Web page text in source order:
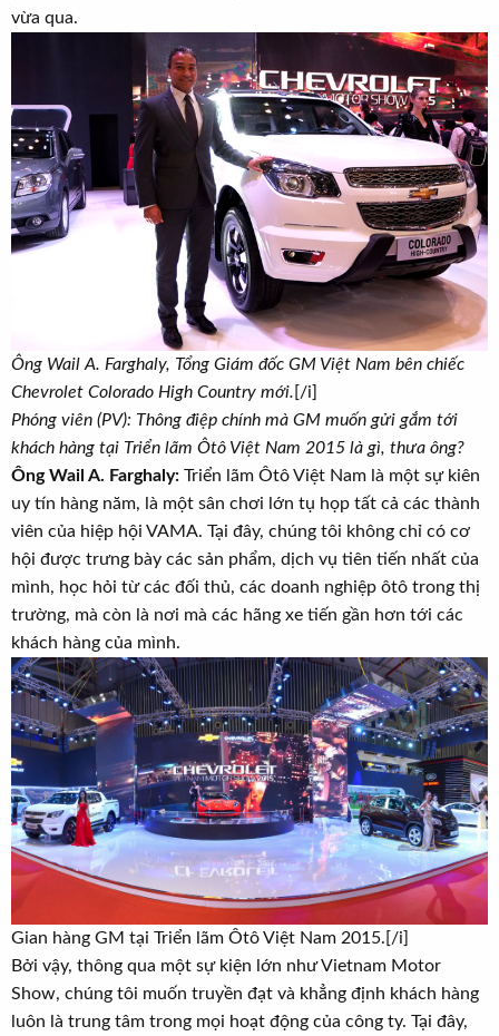
e
vừa qua.
Ông Wail A. Farghaly, Tổng Giám đốc GM Việt Nam bên chiếc
Chevrolet Colorado High Country mới. [/i]
Phóng viên (PV): Thông điệp chính mà GM muốn gửi gắm tới
khách hàng tại Triển lãm Ôtô Việt Nam 2015 là gì, thưa ông?
Ông Wail A. Farghaly: Triển lãm Ôtô Việt Nam là một sự kiên
uy tín hàng năm, là một sân chơi lớn tụ họp tất cả các thành
viên của hiệp hội VAMA. Tại đây, chúng tôi không chỉ có cơ
hội được trưng bày các sản phẩm, dịch vụ tiên tiến nhất của
mình, học hỏi từ các đối thủ, các doanh nghiệp ôtô trong thị
trường, mà còn là nơi mà các hãng xe tiến gần hơn tới các
khách hàng của mình.
Gian hàng GM tại Triển lãm Ôtô Việt Nam 2015.[/i]
Bởi vậy, thông qua một sự kiện lớn như Vietnam Motor
Show, chúng tôi muốn truyền đạt và khẳng định khách hàng
luôn là trung tâm trong mọi hoạt động của công ty. Tại đây,